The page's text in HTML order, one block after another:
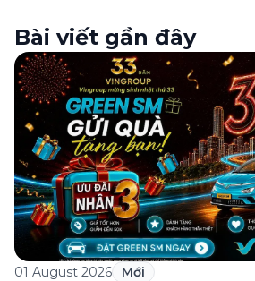
Bài viết gần đây
01 August 2026 Mới